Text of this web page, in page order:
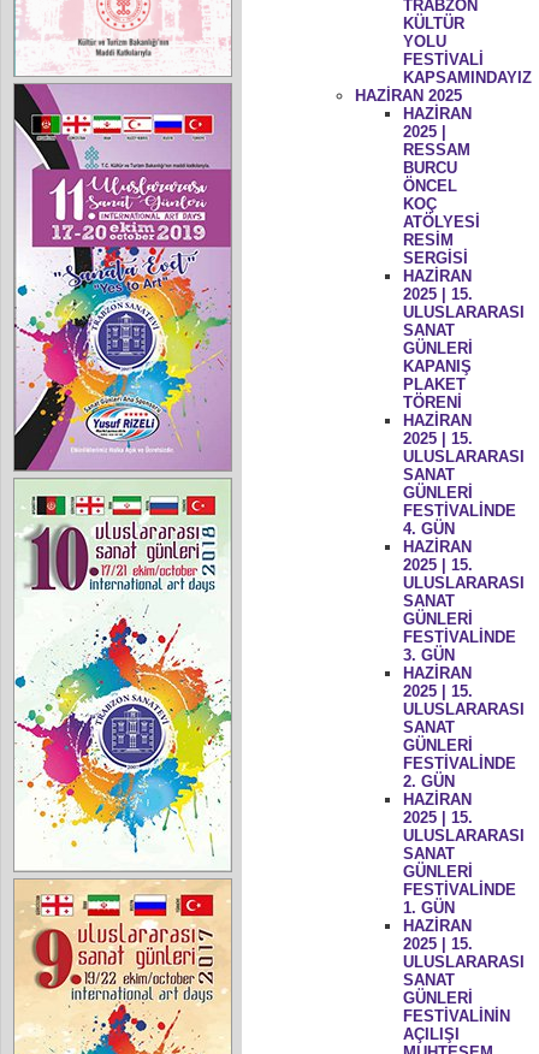
TRABZON
KÜLTÜR
YOLU
FESTİVALİ
KAPSAMINDAYIZ
HAZİRAN 2025
HAZİRAN
2025 |
RESSAM
BURCU
ÖNCEL
KOÇ
ATÖLYESİ
RESİM
SERGİSİ
HAZİRAN
2025 | 15.
ULUSLARARASI
SANAT
GÜNLERİ
KAPANIŞ
PLAKET
TÖRENİ
HAZİRAN
2025 | 15.
ULUSLARARASI
SANAT
GÜNLERİ
FESTİVALİNDE
4. GÜN
HAZİRAN
2025 | 15.
ULUSLARARASI
SANAT
GÜNLERİ
FESTİVALİNDE
3. GÜN
HAZİRAN
2025 | 15.
ULUSLARARASI
SANAT
GÜNLERİ
FESTİVALİNDE
2. GÜN
HAZİRAN
2025 | 15.
ULUSLARARASI
SANAT
GÜNLERİ
FESTİVALİNDE
1. GÜN
HAZİRAN
2025 | 15.
ULUSLARARASI
SANAT
GÜNLERİ
FESTİVALİNİN
AÇILIŞI